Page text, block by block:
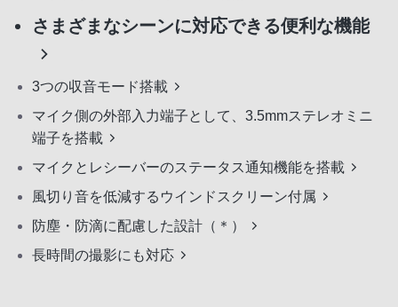
さまざまなシーンに対応できる便利な機能
3つの収音モード搭載
マイク側の外部入力端子として、3.5mmステレオミニ
端子を搭載
マイクとレシーバーのステータス通知機能を搭載
風切り音を低減するウインドスクリーン付属
防塵・防滴に配慮した設計（＊）
長時間の撮影にも対応